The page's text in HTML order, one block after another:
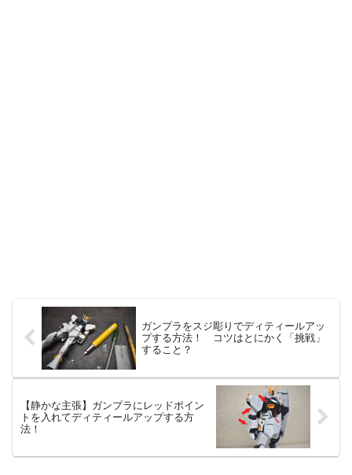
ガンプラをスジ彫りでディティールアッ
プする方法！ コツはとにかく「挑戦」
すること？
【静かな主張】ガンプラにレッドポイン
トを入れてディティールアップする方
法！